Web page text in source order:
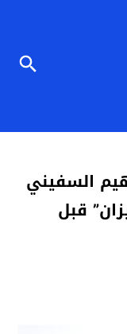
السفيني
قبل